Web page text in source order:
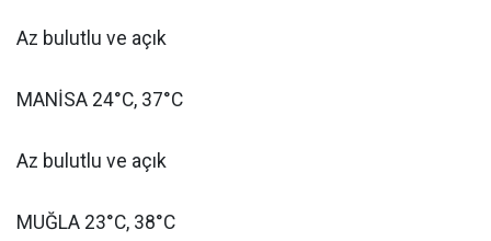
Az bulutlu ve açık
MANİSA 24°C, 37°C
Az bulutlu ve açık
MUĞLA 23°C, 38°C